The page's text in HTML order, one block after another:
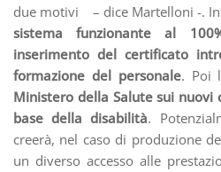
due motivi – dice Martelloni -.
sistema funzionante al
inserimento del certificato
formazione del personale. Poi
Ministero della Salute sui
base della disabilità.
creerà, nel caso di produzione
un diverso accesso alle